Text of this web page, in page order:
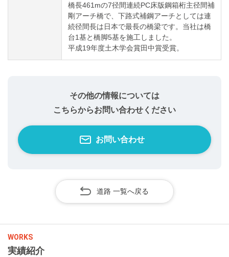
WORKS
実績紹介
橋長461mの7径間連続PC床版鋼箱桁主径間補
剛アーチ橋で、下路式補鋼アーチとしては連
続径間長は日本で最長の橋梁です。当社は橋
台1基と橋脚5基を施工しました。
平成19年度土木学会賞田中賞受賞。
その他の情報については
こちらからお問い合わせください
お問い合わせ
道路 一覧へ戻る